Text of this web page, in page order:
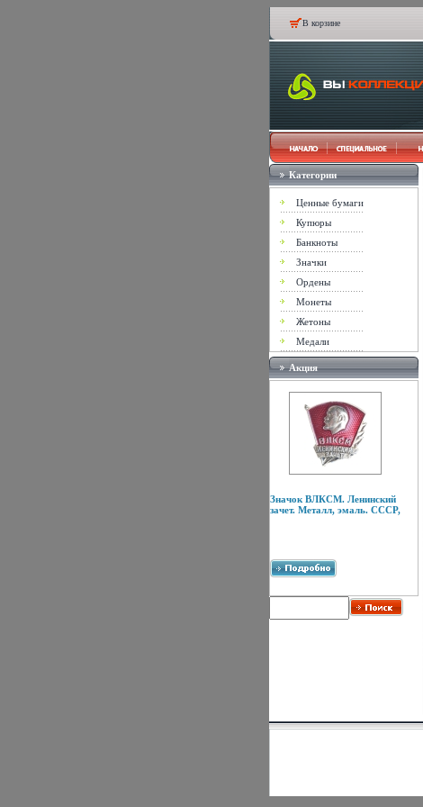
В корзине
Категории
Ценные бумаги
Купюры
Банкноты
Значки
Ордены
Монеты
Жетоны
Медали
Акция
Значок ВЛКСМ. Ленинский
зачет. Металл, эмаль. СССР,